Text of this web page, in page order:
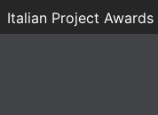
Italian Project Awards